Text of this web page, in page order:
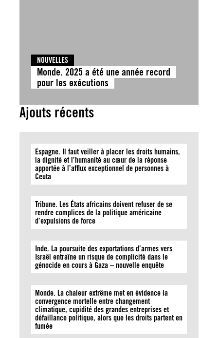
NOUVELLES
Monde. 2025 a été une année record
pour les exécutions
Ajouts récents
Espagne. Il faut veiller à placer les droits humains,
la dignité et l’humanité au cœur de la réponse
apportée à l’afflux exceptionnel de personnes à
Ceuta
Tribune. Les États africains doivent refuser de se
rendre complices de la politique américaine
d’expulsions de force
Inde. La poursuite des exportations d’armes vers
Israël entraîne un risque de complicité dans le
génocide en cours à Gaza – nouvelle enquête
Monde. La chaleur extrême met en évidence la
convergence mortelle entre changement
climatique, cupidité des grandes entreprises et
défaillance politique, alors que les droits partent en
fumée